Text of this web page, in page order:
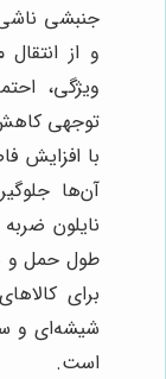
جنبشی
و از
ویژگی،
توجهی کاهش
با افزایش
آن‌ها
نایلون
طول حمل و
برای
شیشه‌ای و
است.